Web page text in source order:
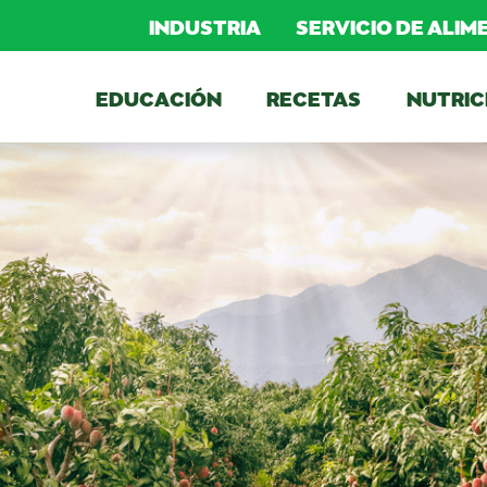
INDUSTRIA SERVICIO DE
EDUCACIÓN RECETAS